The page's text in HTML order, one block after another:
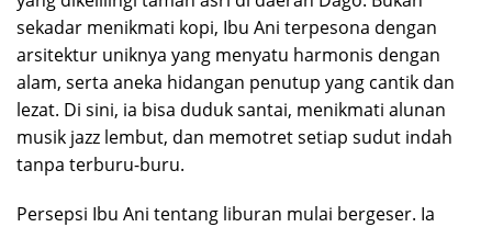
sekadar menikmati kopi, Ibu Ani terpesona dengan
arsitektur uniknya yang menyatu harmonis dengan
alam, serta aneka hidangan penutup yang cantik dan
lezat. Di sini, ia bisa duduk santai, menikmati alunan
musik jazz lembut, dan memotret setiap sudut indah
tanpa terburu-buru.
Persepsi Ibu Ani tentang liburan mulai bergeser. Ia